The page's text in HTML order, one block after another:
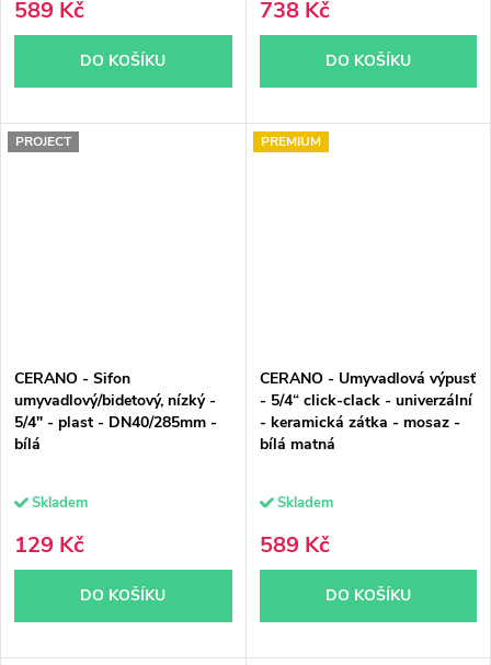
589 Kč
DO KOŠÍKU
738 Kč
DO KOŠÍKU
PROJECT
CERANO - Sifon
umyvadlový/bidetový, nízký -
5/4" - plast - DN40/285mm -
bílá
Skladem
129 Kč
DO KOŠÍKU
PREMIUM
CERANO - Umyvadlová výpusť
- 5/4“ click-clack - univerzální
- keramická zátka - mosaz -
bílá matná
Skladem
589 Kč
DO KOŠÍKU